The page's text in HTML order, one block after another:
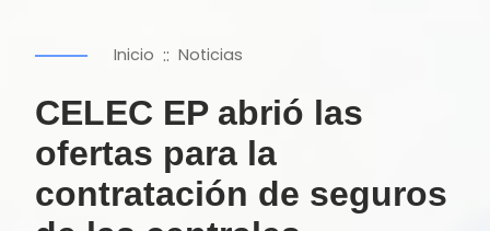
Inicio :: Noticias
CELEC EP abrió las
ofertas para la
contratación de seguros